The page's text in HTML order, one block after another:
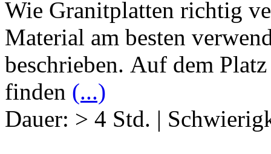
Wie Granitplatten richtig
Material am besten
beschrieben. Auf dem
finden (...)
Dauer: > 4 Std. |